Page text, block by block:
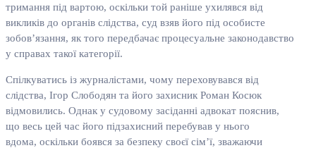
тримання під вартою, оскільки той раніше ухилявся від
викликів до органів слідства, суд взяв його під особисте
зобов’язання, як того передбачає процесуальне законодавство
у справах такої категорії.
Спілкуватись із журналістами, чому переховувався від
слідства, Ігор Слободян та його захисник Роман Косюк
відмовились. Однак у судовому засіданні адвокат пояснив,
що весь цей час його підзахисний перебував у нього
вдома, оскільки боявся за безпеку своєї сім’ї, зважаючи